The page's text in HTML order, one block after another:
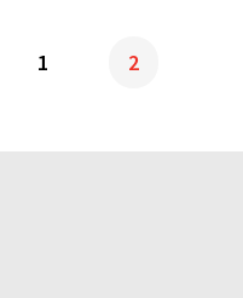
1 2